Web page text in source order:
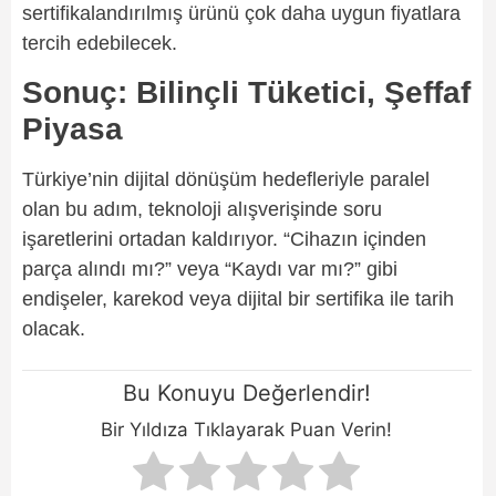
sertifikalandırılmış ürünü çok daha uygun fiyatlara
tercih edebilecek.
Sonuç: Bilinçli Tüketici, Şeffaf
Piyasa
Türkiye’nin dijital dönüşüm hedefleriyle paralel
olan bu adım, teknoloji alışverişinde soru
işaretlerini ortadan kaldırıyor. “Cihazın içinden
parça alındı mı?” veya “Kaydı var mı?” gibi
endişeler, karekod veya dijital bir sertifika ile tarih
olacak.
Bu Konuyu Değerlendir!
Bir Yıldıza Tıklayarak Puan Verin!